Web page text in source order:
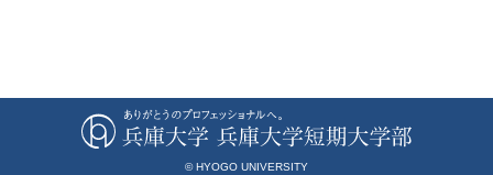
© HYOGO UNIVERSITY